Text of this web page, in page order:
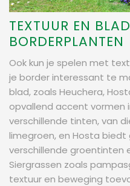
TEXTUUR EN
BORDERPLANTEN
Ook kun je spelen met
je border interessant te
blad, zoals Heuchera,
opvallend accent vormen
verschillende tinten, van
limegroen, en Hosta
verschillende groentinten
Siergrassen zoals
textuur en beweging